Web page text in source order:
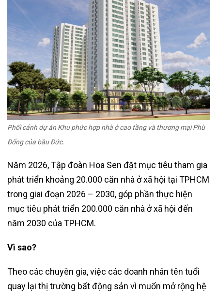
Phối cảnh dự án Khu phức hợp nhà ở cao tầng và thương mại Phù
Đổng của bầu Đức.
Năm 2026, Tập đoàn Hoa Sen đặt mục tiêu tham gia
phát triển khoảng 20.000 căn nhà ở xã hội tại TPHCM
trong giai đoạn 2026 – 2030, góp phần thực hiện
mục tiêu phát triển 200.000 căn nhà ở xã hội đến
năm 2030 của TPHCM.
Vì sao?
Theo các chuyên gia, việc các doanh nhân tên tuổi
quay lại thị trường bất động sản vì muốn mở rộng hệ